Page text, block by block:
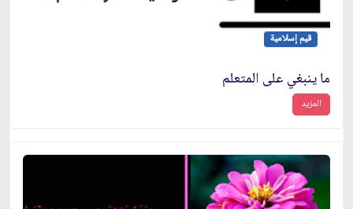
قيم إسلامية
ما ينبغي على المتعلم
المزيد